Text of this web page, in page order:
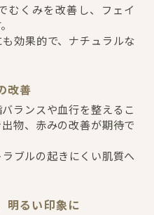
むくみを改善し、フェイ
効果的で、ナチュラルな
改善
ランスや血行を整えるこ
物、赤みの改善が期待で
ブルの起きにくい肌質へ
明るい印象に